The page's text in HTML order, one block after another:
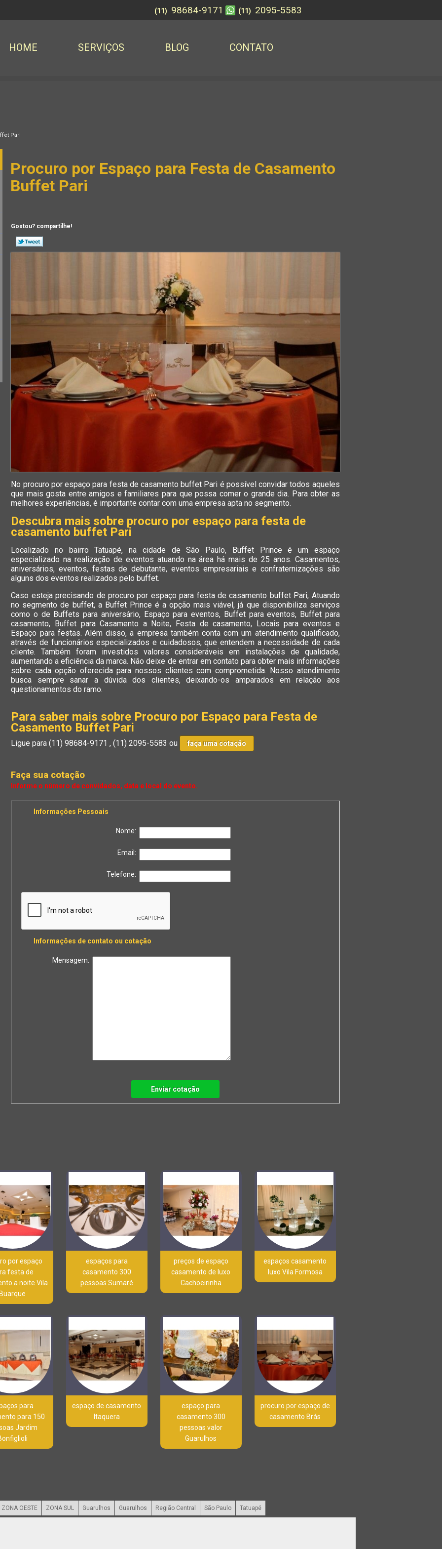
HOME SERVIÇOS BLOG CONTATO
(11) 98684-9171 (11) 2095-5583
Pari
Procuro por Espaço para Festa de Casamento
Buffet Pari
Gostou? compartilhe!
No procuro por espaço para festa de casamento buffet Pari é possível convidar todos aqueles
que mais gosta entre amigos e familiares para que possa comer o grande dia. Para obter as
melhores experiências, é importante contar com uma empresa apta no segmento.
Descubra mais sobre procuro por espaço para festa de
casamento buffet Pari
Localizado no bairro Tatuapé, na cidade de São Paulo, Buffet Prince é um espaço
especializado na realização de eventos atuando na área há mais de 25 anos. Casamentos,
aniversários, eventos, festas de debutante, eventos empresariais e confraternizações são
alguns dos eventos realizados pelo buffet.
Caso esteja precisando de procuro por espaço para festa de casamento buffet Pari, Atuando
no segmento de buffet, a Buffet Prince é a opção mais viável, já que disponibiliza serviços
como o de Buffets para aniversário, Espaço para eventos, Buffet para eventos, Buffet para
casamento, Buffet para Casamento a Noite, Festa de casamento, Locais para eventos e
Espaço para festas. Além disso, a empresa também conta com um atendimento qualificado,
através de funcionários especializados e cuidadosos, que entendem a necessidade de cada
cliente. Também foram investidos valores consideráveis em instalações de qualidade,
aumentando a eficiência da marca. Não deixe de entrar em contato para obter mais informações
sobre cada opção oferecida para nossos clientes com comprometida. Nosso atendimento
busca sempre sanar a dúvida dos clientes, deixando-os amparados em relação aos
questionamentos do ramo.
Para saber mais sobre Procuro por Espaço para Festa de
Casamento Buffet Pari
Ligue para(11) 98684-9171 ,(11) 2095-5583 ou faça uma cotação
Faça sua cotação
Informações Pessoais
Nome:
Email:
Telefone:
Informações de contato ou cotação
Mensagem:
Enviar cotação
por espaço
festa de
a noite Vila
Buarque
espaços para
casamento 300
pessoas Sumaré
preços de espaço
casamento de luxo
Cachoeirinha
espaços casamento
luxo Vila Formosa
para
para 150
Jardim
espaço de casamento
Itaquera
espaço para
casamento 300
pessoas valor
Guarulhos
procuro por espaço de
casamento Brás
ZONA OESTE ZONA SUL Guarulhos Guarulhos Região Central São Paulo Tatuapé